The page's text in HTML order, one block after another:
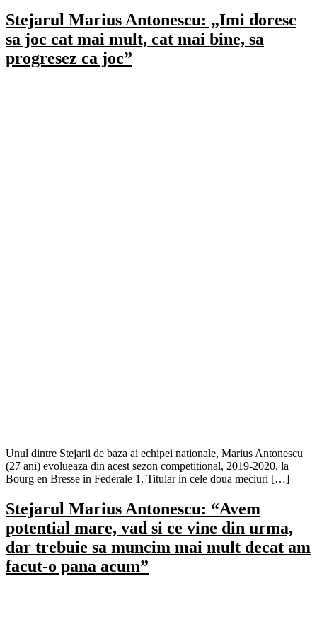
Stejarul Marius Antonescu: „Imi doresc
sa joc cat mai mult, cat mai bine, sa
progresez ca joc”
Unul dintre Stejarii de baza ai echipei nationale, Marius Antonescu
(27 ani) evolueaza din acest sezon competitional, 2019-2020, la
Bourg en Bresse in Federale 1. Titular in cele doua meciuri […]
Stejarul Marius Antonescu: “Avem
potential mare, vad si ce vine din urma,
dar trebuie sa muncim mai mult decat am
facut-o pana acum”